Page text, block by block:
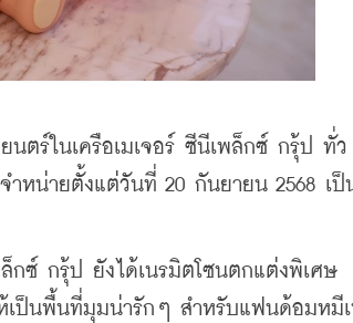
ตร์ในเครือเมเจอร์ ซีนีเพล็กซ์ กรุ้ป ทั่ว
ำหน่ายตั้งแต่วันที่ 20 กันยายน 2568 เ
ซ์ กรุ้ป ยังได้เนรมิตโซนตกแต่งพิเศษ
เป็นพื้นที่มุมน่ารักๆ สำหรับแฟนด้อมหมี